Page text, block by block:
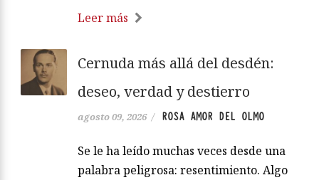
Leer más
Cernuda más allá del desdén:
deseo, verdad y destierro
agosto 09, 2026 / ROSA AMOR DEL OLMO
Se le ha leído muchas veces desde una
palabra peligrosa: resentimiento. Algo